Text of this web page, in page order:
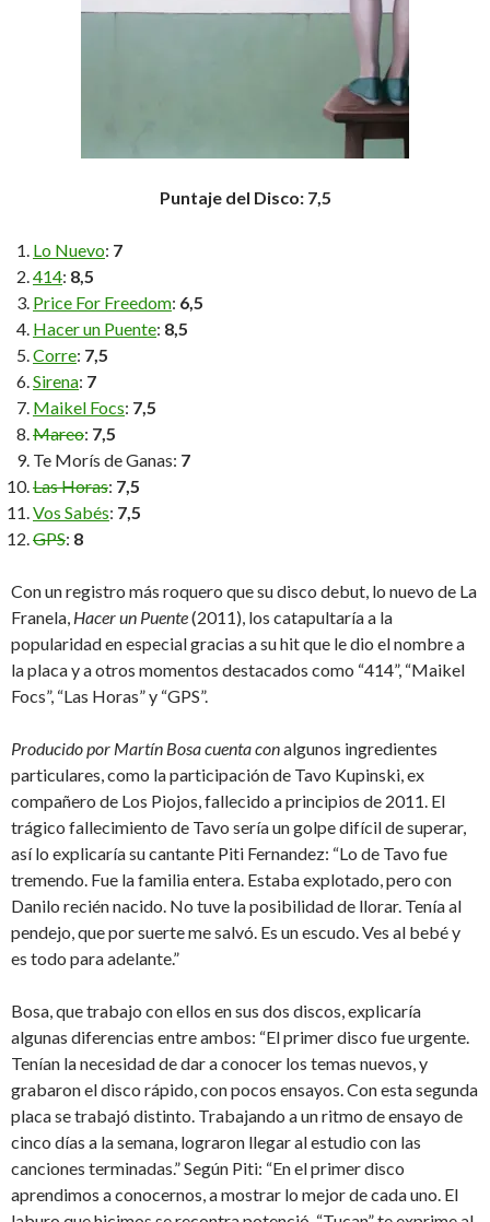
Puntaje del Disco: 7,5
Lo Nuevo: 7
414: 8,5
Price For Freedom: 6,5
Hacer un Puente: 8,5
Corre: 7,5
Sirena: 7
Maikel Focs: 7,5
Mareo: 7,5
Te Morís de Ganas: 7
Las Horas: 7,5
Vos Sabés: 7,5
GPS: 8
Con un registro más roquero que su disco debut, lo nuevo de La
Franela, Hacer un Puente(2011), los catapultaría a la
popularidad en especial gracias a su hit que le dio el nombre a
la placa y a otros momentos destacados como “414”, “Maikel
Focs”, “Las Horas” y “GPS”.
Producido por Martín Bosa cuenta conalgunos ingredientes
particulares, como la participación de Tavo Kupinski, ex
compañero de Los Piojos, fallecido a principios de 2011. El
trágico fallecimiento de Tavo sería un golpe difícil de superar,
así lo explicaría su cantante Piti Fernandez: “Lo de Tavo fue
tremendo. Fue la familia entera. Estaba explotado, pero con
Danilo recién nacido. No tuve la posibilidad de llorar. Tenía al
pendejo, que por suerte me salvó. Es un escudo. Ves al bebé y
es todo para adelante.”
Bosa, que trabajo con ellos en sus dos discos, explicaría
algunas diferencias entre ambos: “El primer disco fue urgente.
Tenían la necesidad de dar a conocer los temas nuevos, y
grabaron el disco rápido, con pocos ensayos. Con esta segunda
placa se trabajó distinto. Trabajando a un ritmo de ensayo de
cinco días a la semana, lograron llegar al estudio con las
canciones terminadas.” Según Piti: “En el primer disco
aprendimos a conocernos, a mostrar lo mejor de cada uno. El